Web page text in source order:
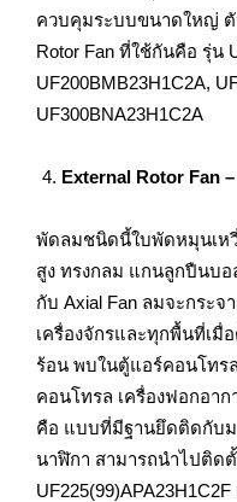
ควบคุมระบบขนาดใหญ่ ตั
Rotor Fan ที่ใช้กันคือ รุ่น
UF200BMB23H1C2A,
UF300BNA23H1C2A
External Rotor Fan
พัดลมชนิดนี้ใบพัดหมุนเห
สูง ทรงกลม แกนลูกปืนบ
กับ Axial Fan ลมจะกระ
เครื่องจักรและทุกพื้นที่เมื่
ร้อน พบในตู้แอร์คอนโทร
คอนโทรล เครื่องฟอกอา
คือ แบบที่มีฐานยึดติดกับ
นาฬิกา สามารถนำไปติด